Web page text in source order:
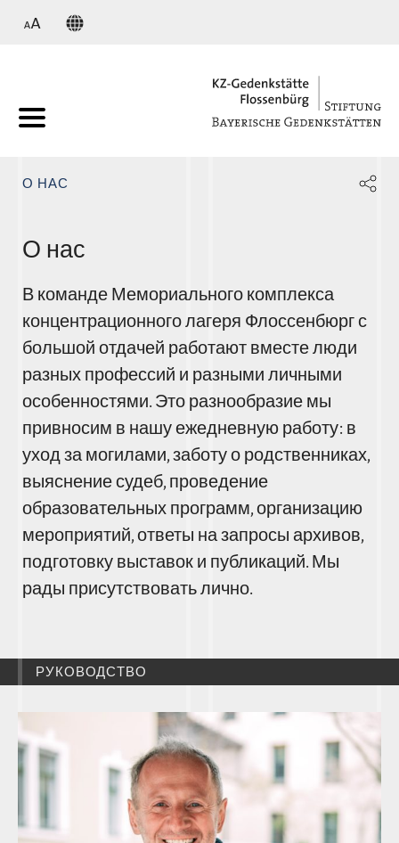
О НАС
О нас
В команде Мемориального комплекса
концентрационного лагеря Флоссенбюрг с
большой отдачей работают вместе люди
разных профессий и разными личными
особенностями. Это разнообразие мы
привносим в нашу ежедневную работу: в
уход за могилами, заботу о родственниках,
выяснение судеб, проведение
образовательных программ, организацию
мероприятий, ответы на запросы архивов,
подготовку выставок и публикаций. Мы
рады присутствовать лично.
РУКОВОДСТВО